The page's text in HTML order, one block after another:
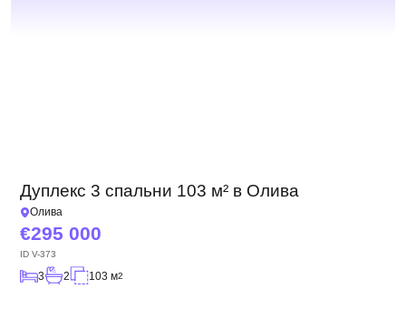
Дуплекс 3 спальни 103 м² в Олива
Олива
295 000
ID V-373
3 2 103 м2